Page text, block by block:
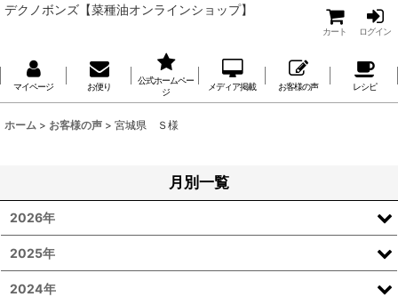
デクノボンズ【菜種油オンラインショップ】
カート ログイン
マイページ お便り
公式ホームペー
ジ
メディア掲載 お客様の声 レシピ
ホーム > お客様の声 > 宮城県 Ｓ様
月別一覧
2026年
2025年
2024年